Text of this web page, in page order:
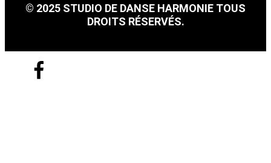
© 2025 STUDIO DE DANSE HARMONIE TOUS
DROITS RÉSERVÉS.